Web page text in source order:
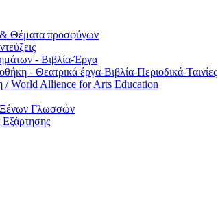
& Θέματα προσφύγων
- Βιβλία-Έργα
- Θεατρικά έργα-Βιβλία-Περιοδικά-Ταινίες
/ World Allience for Arts Education
Ξένων Γλωσσών